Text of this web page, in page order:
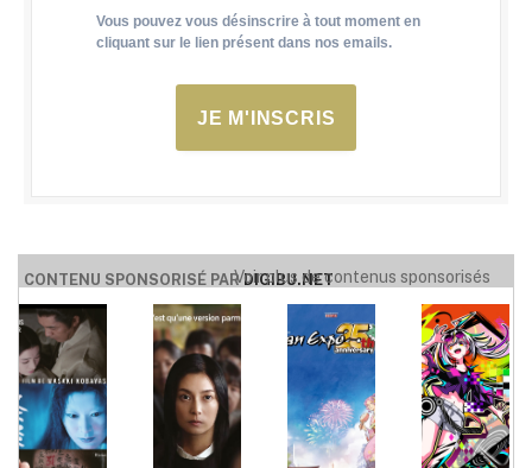
Vous pouvez vous désinscrire à tout moment en
cliquant sur le lien présent dans nos emails.
JE M'INSCRIS
CONTENU SPONSORISÉ PARDIGIBU.NET
Voir plus de contenus sponsorisés